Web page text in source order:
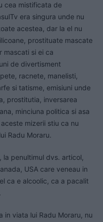
cea mistificata de
era singura unde nu
acestea, dar la el nu
prostituate mascate
mascati si ei ca
de divertisment
racnete, manelisti,
si tatisme, emisiuni unde
prostitutia, inversarea
minciuna politica si asa
mizerii stiu ca nu
Radu Moraru.
penultimul dvs. articol,
USA care veneau in
ca e alcoolic, ca a pacalit
in viata lui Radu Moraru, nu